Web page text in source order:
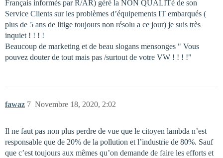
Français informés par R/AR) géré la NON QUALITé de son
Service Clients sur les problèmes d’équipements IT embarqués (
plus de 5 ans de litige toujours non résolu a ce jour) je suis très
inquiet ! ! ! !
Beaucoup de marketing et de beau slogans mensonges " Vous
pouvez douter de tout mais pas /surtout de votre VW ! ! ! !"
fawaz Novembre 18, 2020, 2:02
7
Il ne faut pas non plus perdre de vue que le citoyen lambda n’est
responsable que de 20% de la pollution et l’industrie de 80%. Sauf
que c’est toujours aux mêmes qu’on demande de faire les efforts et